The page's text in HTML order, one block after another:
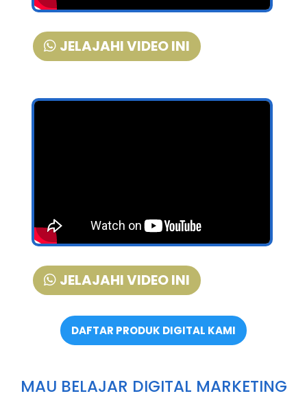
JELAJAHI VIDEO INI
JELAJAHI VIDEO INI
DAFTAR PRODUK DIGITAL KAMI
MAU BELAJAR DIGITAL MARKETING